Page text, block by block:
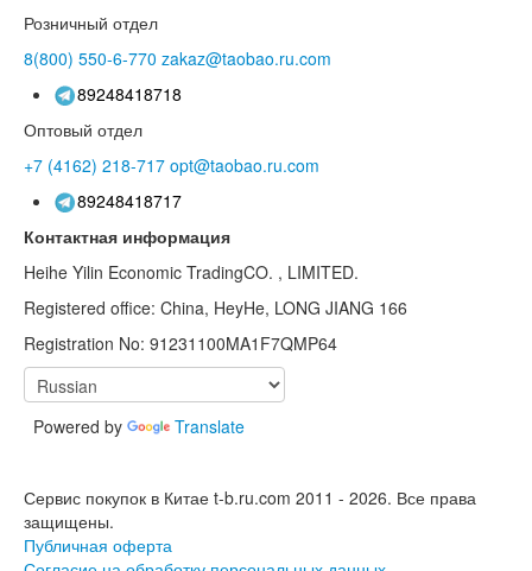
Розничный отдел
8(800) 550-6-770 zakaz@taobao.ru.com
89248418718
Оптовый отдел
+7 (4162) 218-717 opt@taobao.ru.com
89248418717
Контактная информация
Heihe Yilin Economic TradingCO. , LIMITED.
Registered office: China, HeyHe, LONG JIANG 166
Registration No: 91231100MA1F7QMP64
Powered by Translate
Сервис покупок в Китае t-b.ru.com 2011 - 2026. Все права
защищены.
Публичная оферта